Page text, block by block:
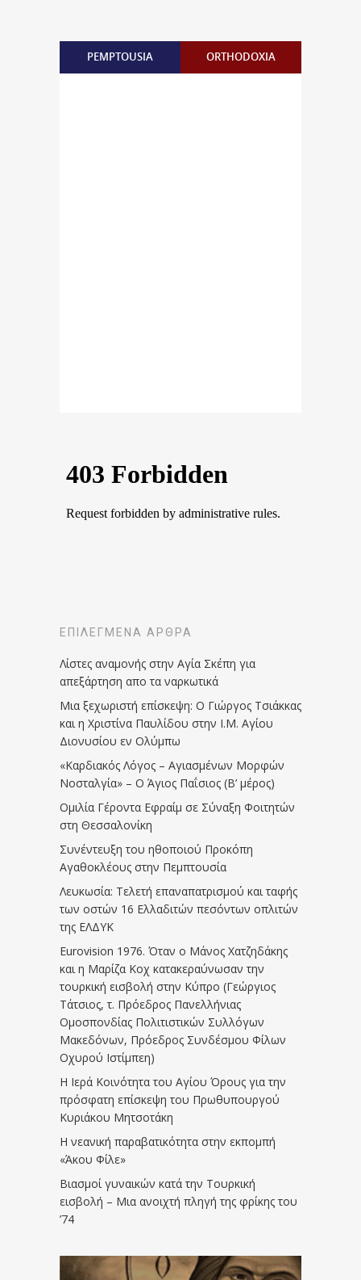
PEMPTOUSIA ORTHODOXIA
ΕΠΙΛΕΓΜΈΝΑ ΆΡΘΡΑ
Λίστες αναμονής στην Αγία Σκέπη για
απεξάρτηση απο τα ναρκωτικά
Μια ξεχωριστή επίσκεψη: Ο Γιώργος Τσιάκκας
και η Χριστίνα Παυλίδου στην Ι.Μ. Αγίου
Διονυσίου εν Ολύμπω
«Καρδιακός Λόγος – Αγιασμένων Μορφών
Νοσταλγία» – Ο Άγιος Παΐσιος (Β’ μέρος)
Ομιλία Γέροντα Εφραίμ σε Σύναξη Φοιτητών
στη Θεσσαλονίκη
Συνέντευξη του ηθοποιού Προκόπη
Αγαθοκλέους στην Πεμπτουσία
Λευκωσία: Τελετή επαναπατρισμού και ταφής
των οστών 16 Ελλαδιτών πεσόντων οπλιτών
της ΕΛΔΥΚ
Eurovision 1976. Όταν ο Μάνος Χατζηδάκης
και η Μαρίζα Κοχ κατακεραύνωσαν την
τουρκική εισβολή στην Κύπρο (Γεώργιος
Τάτσιος, τ. Πρόεδρος Πανελλήνιας
Ομοσπονδίας Πολιτιστικών Συλλόγων
Μακεδόνων, Πρόεδρος Συνδέσμου Φίλων
Οχυρού Ιστίμπεη)
Η Ιερά Κοινότητα του Αγίου Όρους για την
πρόσφατη επίσκεψη του Πρωθυπουργού
Κυριάκου Μητσοτάκη
Η νεανική παραβατικότητα στην εκπομπή
«Άκου Φίλε»
Βιασμοί γυναικών κατά την Τουρκική
εισβολή – Μια ανοιχτή πληγή της φρίκης του
’74